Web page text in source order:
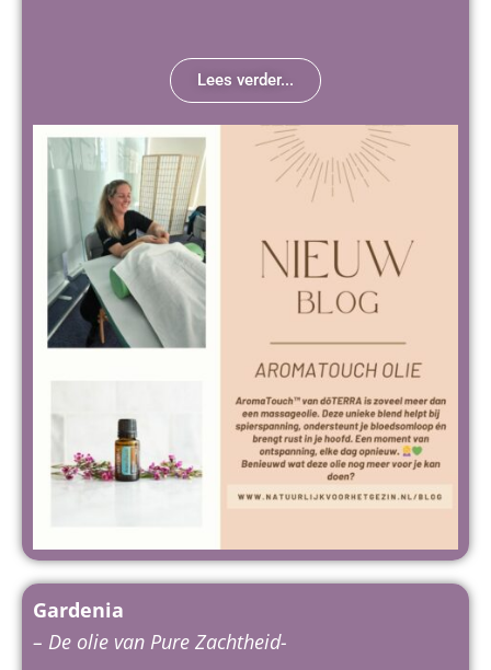
Lees verder...
Gardenia
– De olie van Pure Zachtheid-